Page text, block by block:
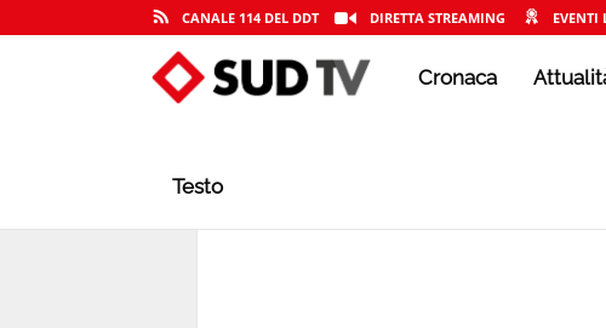
CANALE 114 DEL DDT DIRETTA STREAMING EVENTI
Cronaca
Testo